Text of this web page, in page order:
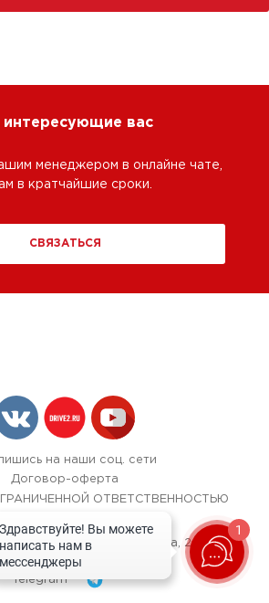
интересующие вас
менеджером в онлайне чате,
в кратчайшие сроки.
СВЯЗАТЬСЯ
на наши соц. сети
Договор-оферта
ОТВЕТСТВЕННОСТЬЮ
БОКС АВТОСЕРВИС",
улица Красная Сосна, 24
+7 (967) 242-40-72
Telegram
1